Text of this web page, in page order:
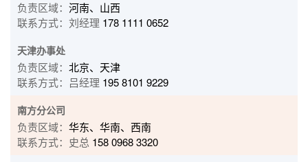
负责区域： 河南、山西
联系方式：刘经理 178 1111 0652
天津办事处
负责区域： 北京、天津
联系方式：吕经理 195 8101 9229
南方分公司
负责区域： 华东、华南、西南
联系方式：史总 158 0968 3320